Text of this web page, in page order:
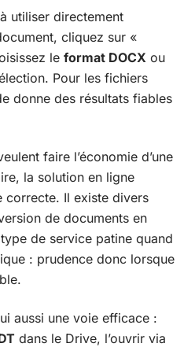
utiliser directement
cliquez sur «
le format DOCX ou
Pour les fichiers
donne des résultats fiables
faire l’économie d’une
la solution en ligne
correcte. Il existe divers
de documents en
de service patine quand
: prudence donc lorsque
aussi une voie efficace :
dans le Drive, l’ouvrir via